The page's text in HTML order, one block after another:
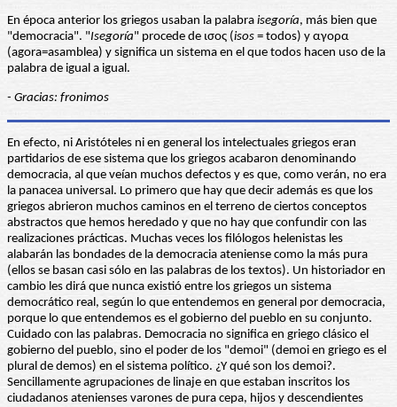
En época anterior los griegos usaban la palabra isegoría, más bien que
"democracia". "Isegoría" procede de ισος (isos = todos) y αγορα
(agora=asamblea) y significa un sistema en el que todos hacen uso de la
palabra de igual a igual.
- Gracias: fronimos
En efecto, ni Aristóteles ni en general los intelectuales griegos eran
partidarios de ese sistema que los griegos acabaron denominando
democracia, al que veían muchos defectos y es que, como verán, no era
la panacea universal. Lo primero que hay que decir además es que los
griegos abrieron muchos caminos en el terreno de ciertos conceptos
abstractos que hemos heredado y que no hay que confundir con las
realizaciones prácticas. Muchas veces los filólogos helenistas les
alabarán las bondades de la democracia ateniense como la más pura
(ellos se basan casi sólo en las palabras de los textos). Un historiador en
cambio les dirá que nunca existió entre los griegos un sistema
democrático real, según lo que entendemos en general por democracia,
porque lo que entendemos es el gobierno del pueblo en su conjunto.
Cuidado con las palabras. Democracia no significa en griego clásico el
gobierno del pueblo, sino el poder de los "demoi" (demoi en griego es el
plural de demos) en el sistema político. ¿Y qué son los demoi?.
Sencillamente agrupaciones de linaje en que estaban inscritos los
ciudadanos atenienses varones de pura cepa, hijos y descendientes